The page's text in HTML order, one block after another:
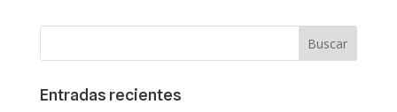
Entradas recientes